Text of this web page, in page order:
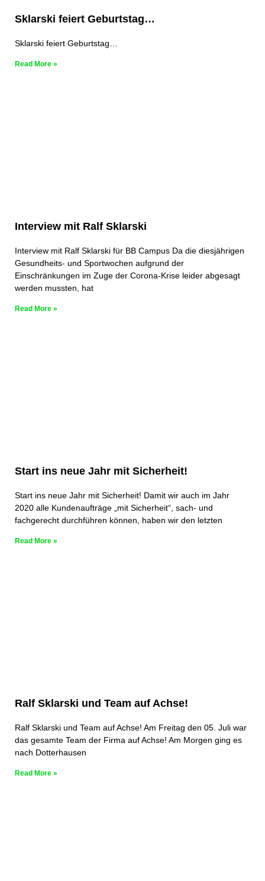
Sklarski feiert Geburtstag…
Sklarski feiert Geburtstag…
Read More »
Interview mit Ralf Sklarski
Interview mit Ralf Sklarski für BB Campus Da die diesjährigen
Gesundheits- und Sportwochen aufgrund der
Einschränkungen im Zuge der Corona-Krise leider abgesagt
werden mussten, hat
Read More »
Start ins neue Jahr mit Sicherheit!
Start ins neue Jahr mit Sicherheit! Damit wir auch im Jahr
2020 alle Kundenaufträge „mit Sicherheit“, sach- und
fachgerecht durchführen können, haben wir den letzten
Read More »
Ralf Sklarski und Team auf Achse!
Ralf Sklarski und Team auf Achse! Am Freitag den 05. Juli war
das gesamte Team der Firma auf Achse! Am Morgen ging es
nach Dotterhausen
Read More »